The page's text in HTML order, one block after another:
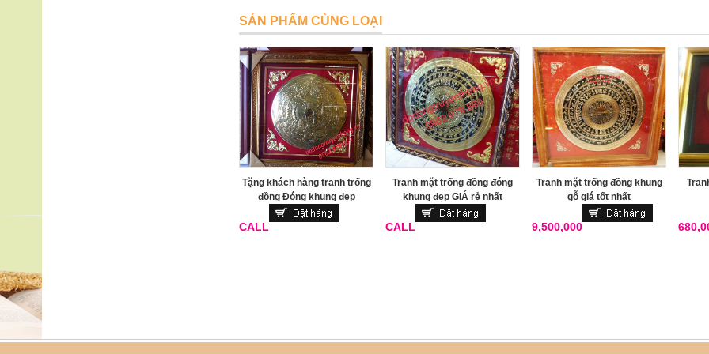
SẢN PHẨM CÙNG LOẠI
Tặng khách hàng tranh trống
đồng Đóng khung đẹp
CALL
Tranh mặt trống đồng đóng
khung đẹp GIÁ rẻ nhất
CALL
Tranh mặt trống đồng khung
gỗ giá tốt nhất
9,500,000